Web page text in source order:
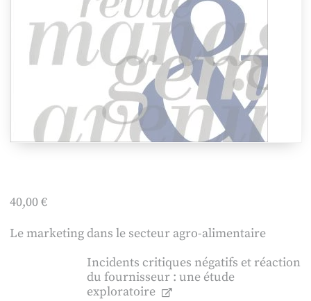
40,00€
Le marketing dans le secteur agro-alimentaire
Incidents critiques négatifs et réaction
du fournisseur : une étude
exploratoire